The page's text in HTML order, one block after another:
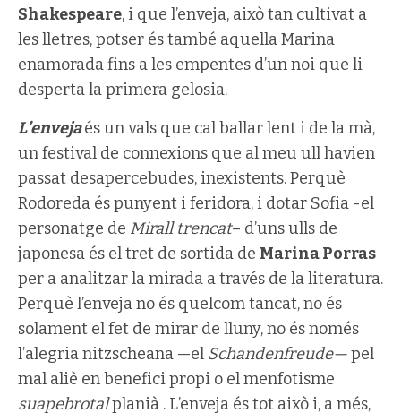
Shakespeare, i que l’enveja, això tan cultivat a
les lletres, potser és també aquella Marina
enamorada fins a les empentes d’un noi que li
desperta la primera gelosia.
L’envejaés un vals que cal ballar lent i de la mà,
un festival de connexions que al meu ull havien
passat desapercebudes, inexistents. Perquè
Rodoreda és punyent i feridora, i dotar Sofia -el
personatge de Mirall trencat– d’uns ulls de
japonesa és el tret de sortida de Marina Porras
per a analitzar la mirada a través de la literatura.
Perquè l’enveja no és quelcom tancat, no és
solament el fet de mirar de lluny, no és només
l’alegria nitzscheana —el Schandenfreude—pel
mal aliè en benefici propi o el menfotisme
suapebrotalplanià . L’enveja és tot això i, a més,